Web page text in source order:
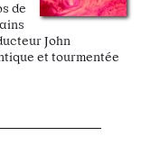
de
John
et tourmentée